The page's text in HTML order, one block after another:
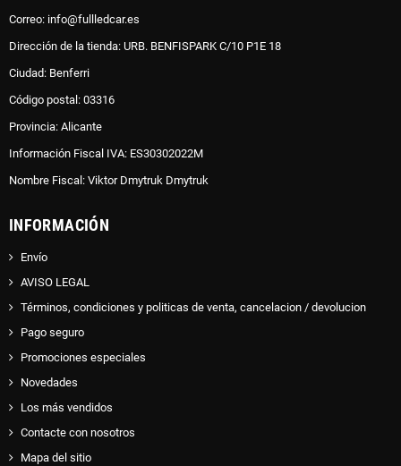
Correo: info@fullledcar.es
Dirección de la tienda: URB. BENFISPARK C/10 P1E 18
Ciudad: Benferri
Código postal: 03316
Provincia: Alicante
Información Fiscal IVA: ES30302022M
Nombre Fiscal: Viktor Dmytruk Dmytruk
INFORMACIÓN
Envío
AVISO LEGAL
Términos, condiciones y politicas de venta, cancelacion / devolucion
Pago seguro
Promociones especiales
Novedades
Los más vendidos
Contacte con nosotros
Mapa del sitio